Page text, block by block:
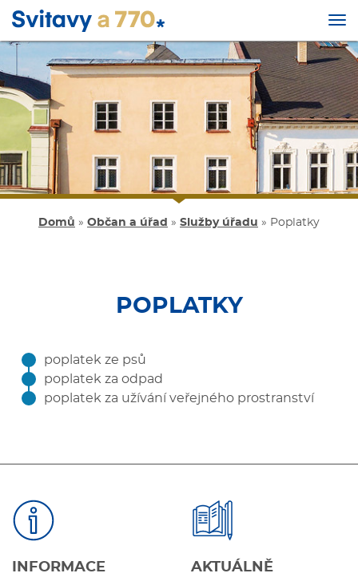
k
hlavnímu
obsahu
Domů » Občan a úřad » Služby úřadu » Poplatky
POPLATKY
poplatek ze psů
poplatek za odpad
poplatek za užívání veřejného prostranství
INFORMACE AKTUÁLNĚ